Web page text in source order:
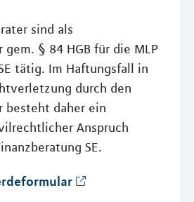
sind als
§ 84 HGB für die MLP
tätig. Im Haftungsfall in
durch den
besteht daher ein
Anspruch
SE.